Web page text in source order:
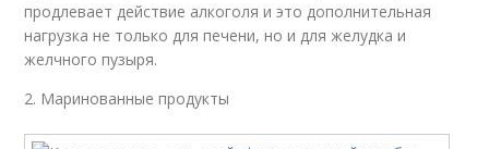
продлевает действие алкоголя и это дополнительная
нагрузка не только для печени, но и для желудка и
желчного пузыря.
2. Маринованные продукты